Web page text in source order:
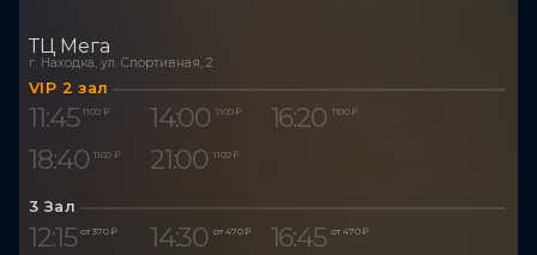
ТЦ Мега
г. Находка, ул. Спортивная, 2
VIP 2 зал
11:45 1 100 ₽ 14:00 1 100 ₽ 16:20 1 100 ₽
18:40 1 100 ₽ 21:00 1 100 ₽
3 Зал
12:15 от 370 ₽ 14:30 от 470 ₽ 16:45 от 470 ₽